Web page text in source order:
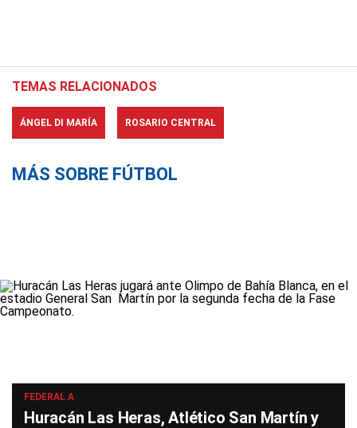
TEMAS RELACIONADOS
ÁNGEL DI MARÍA ROSARIO CENTRAL
MÁS SOBRE FÚTBOL
FEDERAL A
Huracán Las Heras, Atlético San Martín y